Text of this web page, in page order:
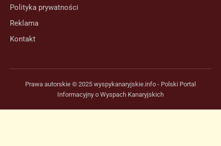
Polityka prywatności
Reklama
Kontakt
Prawa autorskie © 2025 wyspykanaryjskie.info - Polski Portal
Informacyjny o Wyspach Kanaryjskich